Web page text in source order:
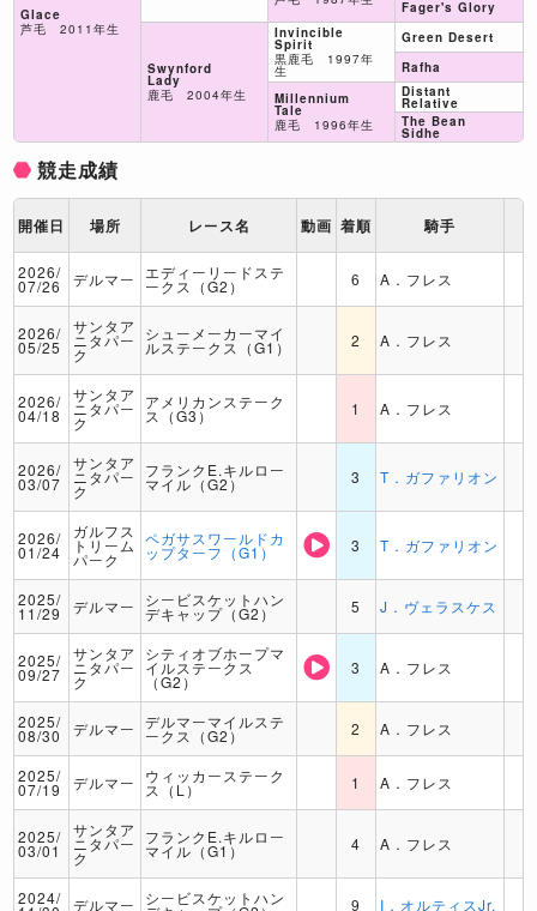
Glace
芦毛 2011年生
Swynford
Lady
鹿毛 2004年生
Invincible
Spirit
黒鹿毛 1997年
生
Millennium
Tale
鹿毛 1996年生
Fager's Glory
Green Desert
Rafha
Distant
Relative
The Bean
Sidhe
競走成績
開催日 場所 レース名 動画 着順 騎手
2026/
07/26 デルマー エディーリードステ
ークス（G2） 6 A．フレス
2026/
05/25
サンタア
ニタパー
ク
シューメーカーマイ
ルステークス（G1） 2 A．フレス
2026/
04/18
サンタア
ニタパー
ク
アメリカンステーク
ス（G3） 1 A．フレス
2026/
03/07
サンタア
ニタパー
ク
フランクE.キルロー
マイル（G2） 3 T．ガファリオン
2026/
01/24
ガルフス
トリーム
パーク
ペガサスワールドカ
ップターフ（G1） 3 T．ガファリオン
2025/
11/29 デルマー シービスケットハン
デキャップ（G2） 5 J．ヴェラスケス
2025/
09/27
サンタア
ニタパー
ク
シティオブホープマ
イルステークス
（G2）
3 A．フレス
2025/
08/30 デルマー デルマーマイルステ
ークス（G2） 2 A．フレス
2025/
07/19 デルマー ウィッカーステーク
ス（L） 1 A．フレス
2025/
03/01
サンタア
ニタパー
ク
フランクE.キルロー
マイル（G1） 4 A．フレス
2024/ デルマー シービスケットハン 9 I．オルティスJr.